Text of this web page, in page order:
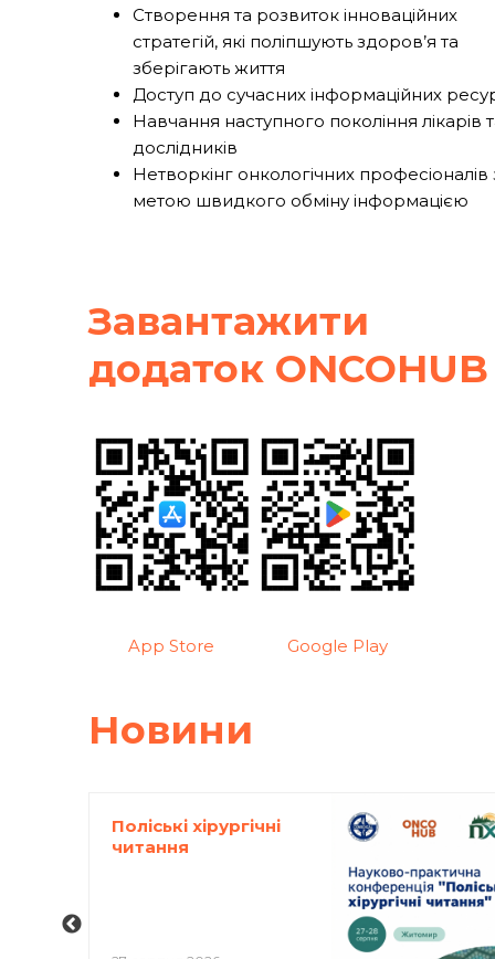
Створення та розвиток інноваційних
стратегій, які поліпшують здоров’я та
зберігають життя
Доступ до сучасних інформаційних
Навчання наступного покоління лікарів
дослідників
Нетворкінг онкологічних професіоналів
метою швидкого обміну інформацією
Завантажити
додаток ONCOHUB
App Store Google Play
Новини
Поліські хірургічні
читання